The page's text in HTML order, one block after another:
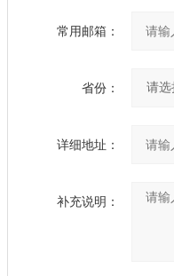
常用邮箱：
省份：
详细地址：
补充说明：